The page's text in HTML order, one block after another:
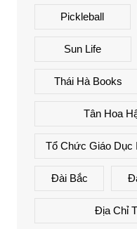
Pickleball
Sun Life
Thái Hà Books
Tân Hoa
Tổ Chức Giáo Dục
Đài Bắc
Địa Chỉ